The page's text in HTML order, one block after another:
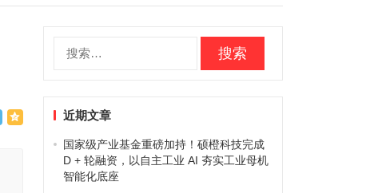
近期文章
国家级产业基金重磅加持！硕橙科技完成
D + 轮融资，以自主工业 AI 夯实工业母机
智能化底座